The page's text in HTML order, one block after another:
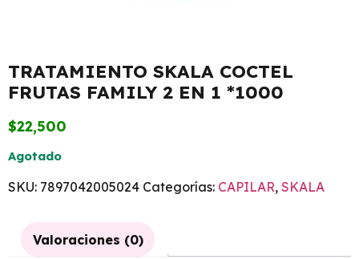
TRATAMIENTO SKALA COCTEL
FRUTAS FAMILY 2 EN 1 *1000
$22,500
Agotado
SKU: 7897042005024 Categorías: CAPILAR, SKALA
Valoraciones (0)